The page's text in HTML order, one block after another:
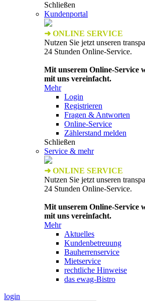
Schließen
Kundenportal
➜ ONLINE SERVICE
Nutzen Sie jetzt unseren
24 Stunden Online-Service.
Mit unserem Online-Service
mit uns vereinfacht.
Mehr
Login
Registrieren
Fragen & Antworten
Online-Service
Zählerstand melden
Schließen
Service & mehr
➜ ONLINE SERVICE
Nutzen Sie jetzt unseren
24 Stunden Online-Service.
Mit unserem Online-Service
mit uns vereinfacht.
Mehr
Aktuelles
Kundenbetreuung
Bauherrenservice
Mietservice
rechtliche Hinweise
das ewag-Bistro
login